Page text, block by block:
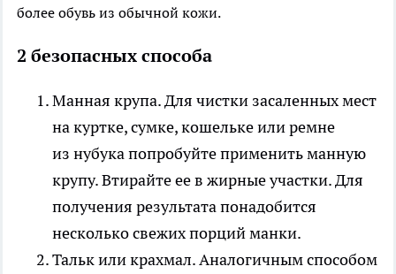
более обувь из обычной кожи.
2 безопасных способа
Манная крупа.Для чистки засаленных мест
на куртке, сумке, кошельке или ремне
из нубука попробуйте применить манную
крупу. Втирайте ее в жирные участки. Для
получения результата понадобится
несколько свежих порций манки.
Тальк или крахмал.Аналогичным способом